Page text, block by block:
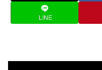
LINE